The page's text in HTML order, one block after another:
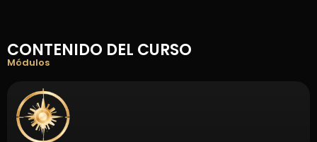
CONTENIDO DEL CURSO
Módulos